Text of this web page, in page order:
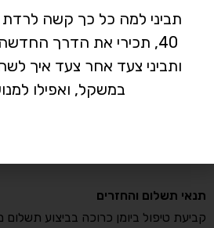
שעות פעילות
הקליניקה פעילה בימים ראשון-חמישי בין השעות
וביום שישי בין השעות 8:00-14:00
אותיות קטנות אבל חשובות
תנאי תשלום והחזרים
קביעת טיפול ביומן כרוכה בביצוע
תביני למה כל כך קשה לרדת
40, תכירי את הדרך
ותביני צעד אחר צעד איך
במשקל, ואפילו